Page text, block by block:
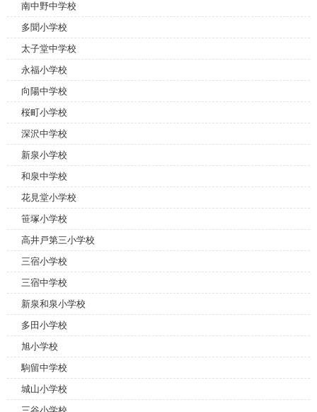
南中野中学校
多聞小学校
太子堂中学校
永福小学校
向陽中学校
桜町小学校
深沢中学校
新泉小学校
和泉中学校
花見堂小学校
笹塚小学校
高井戸第三小学校
三宿小学校
三宿中学校
新泉和泉小学校
多田小学校
旭小学校
駒留中学校
城山小学校